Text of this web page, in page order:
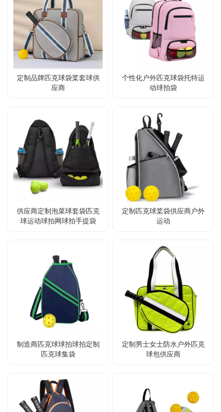
定制品牌匹克球袋桨套球供
应商
个性化户外匹克球袋托特运
动球拍袋
供应商定制泡菜球套袋匹克
球运动球拍网球拍手提袋
定制匹克球桨袋供应商户外
运动
制造商匹克球球拍球拍定制
匹克球集袋
定制男士女士防水户外匹克
球包供应商